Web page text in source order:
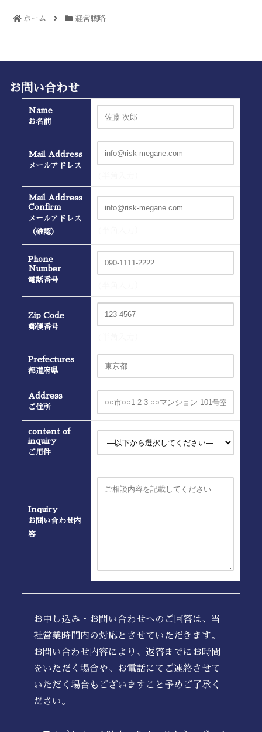
ホーム 経営戦略
お問い合わせ
Name
お名前
Mail Address
メールアドレス
Mail Address
Confirm
メールアドレス
（確認）
Phone
Number
電話番号
Zip Code
郵便番号
Prefectures
都道府県
Address
ご住所
content of
inquiry
ご用件
Inquiry
お問い合わせ内
容
お申し込み・お問い合わせへのご回答は、当
社営業時間内の対応とさせていただきます。
お問い合わせ内容により、返答までにお時間
をいただく場合や、お電話にてご連絡させて
いただく場合もございますこと予めご了承く
ださい。